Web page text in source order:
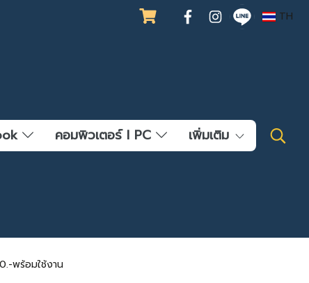
TH
คอมพิวเตอร์ l PC เพิ่มเติม
พร้อมใช้งาน